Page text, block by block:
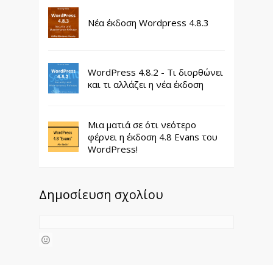
Νέα έκδοση Wordpress 4.8.3
WordPress 4.8.2 - Τι διορθώνει
και τι αλλάζει η νέα έκδοση
Μια ματιά σε ότι νεότερο
φέρνει η έκδοση 4.8 Evans του
WordPress!
Δημοσίευση σχολίου